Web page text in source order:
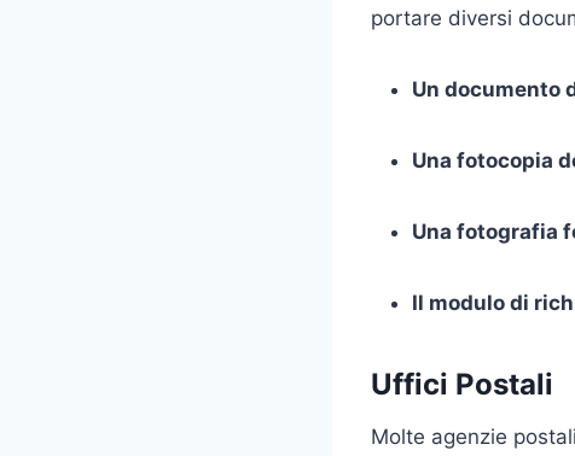
portare diversi
Un documento
Una fotocopia
Una fotografia
Il modulo di
Uffici Postali
Molte agenzie